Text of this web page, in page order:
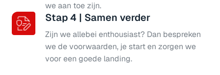
we aan toe zijn.
Stap 4 | Samen verder
Zijn we allebei enthousiast? Dan bespreken
we de voorwaarden, je start en zorgen we
voor een goede landing.